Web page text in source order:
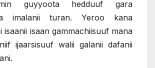
guyyoota hedduuf gara
imalanii turan. Yeroo kana
isaanii isaan gammachiisuuf mana
ijaarsisuuf walii galanii dafanii